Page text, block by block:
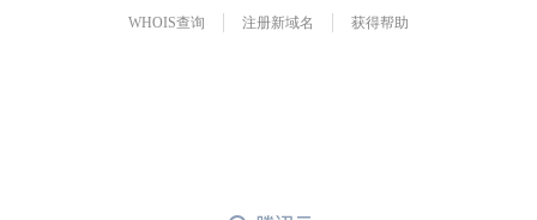
WHOIS查询 注册新域名 获得帮助